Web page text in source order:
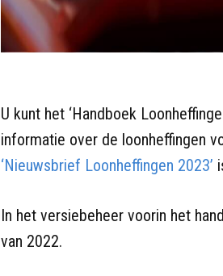
U kunt het ‘Handboek
informatie over de loonheffingen
‘Nieuwsbrief Loonheffingen 2023’
In het versiebeheer voorin het
van 2022.